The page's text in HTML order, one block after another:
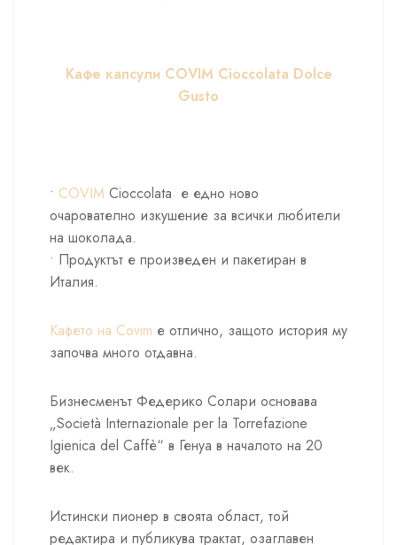
Кафе капсули COVIM Cioccolata Dolce
Gusto
• COVIM Cioccolata е едно ново
очарователно изкушение за всички любители
на шоколада.
• Продуктът е произведен и пакетиран в
Италия.
Кафето нa Covim е отлично, защото история му
започва много отдавна.
Бизнесменът Федерико Солари основава
„Società Internazionale per la Torrefazione
Igienica del Caffè“ в Генуа в началото на 20
век.
Истински пионер в своята област, той
редактира и публикува трактат, озаглавен